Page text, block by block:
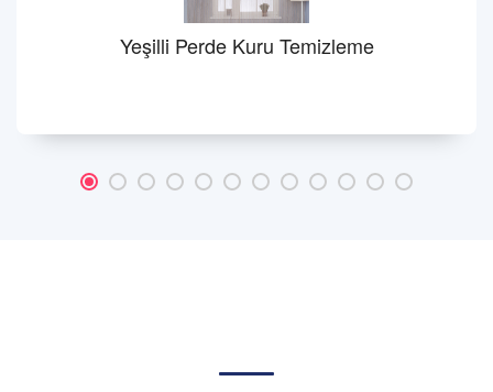
Yeşilli Perde Kuru Temizleme